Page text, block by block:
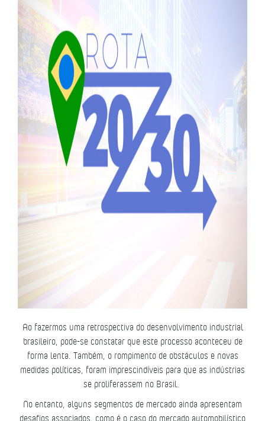
Ao fazermos uma retrospectiva do desenvolvimento industrial
brasileiro, pode-se constatar que este processo aconteceu de
forma lenta. Também, o rompimento de obstáculos e novas
medidas políticas, foram imprescindíveis para que as indústrias
se proliferassem no Brasil.
No entanto, alguns segmentos de mercado ainda apresentam
desafios associados, como é o caso do mercado automobilístico